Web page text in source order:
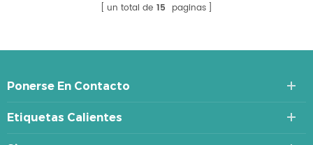
un total de 15 paginas
Ponerse En Contacto
Etiquetas Calientes